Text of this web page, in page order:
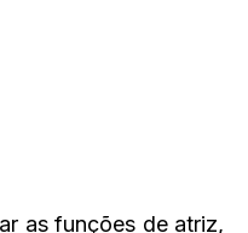
as funções de atriz,